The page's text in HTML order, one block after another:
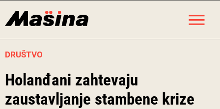
DRUŠTVO
Holanđani zahtevaju
zaustavljanje stambene krize